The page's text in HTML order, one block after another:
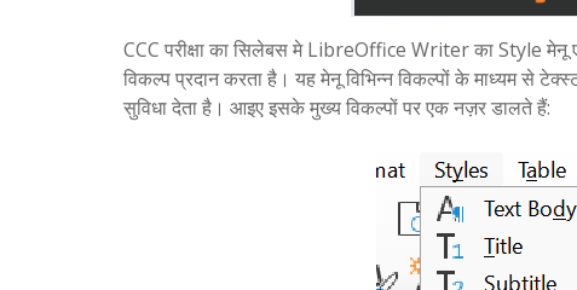
CCC परीक्षा का सिलेबस मे LibreOffice Writer का Style
विकल्प प्रदान करता है। यह मेनू विभिन्न विकल्पों के माध्यम से
सुविधा देता है। आइए इसके मुख्य विकल्पों पर एक नज़र डालते हैं: